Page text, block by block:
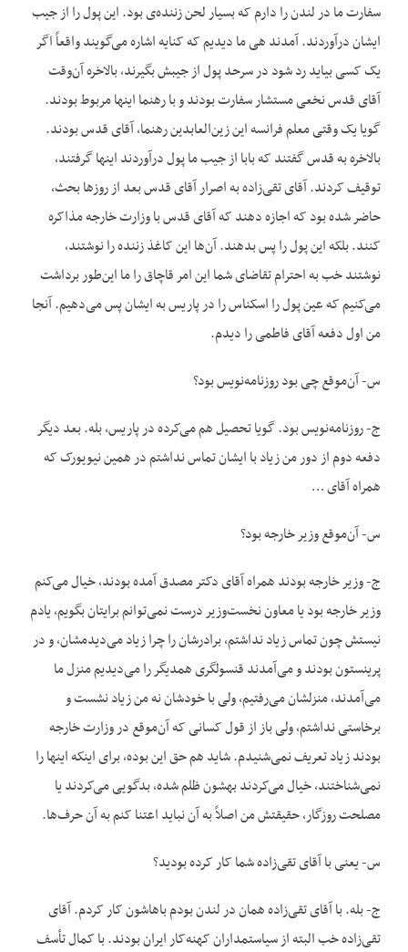
سفارت ما در لندن را دارم که بسیار لحن زننده‌ی بود. این پول را از جیب
ایشان درآوردند. آمدند هی ما دیدیم که کنایه اشاره می‌گویند واقعاً اگر
یک کسی بیاید رد شود در سرحد پول از جیبش بگیرند، بالاخره آن‌وقت
آقای قدس نخعی مستشار سفارت بودند و با رهنما اینها مربوط بودند.
گویا یک وقتی معلم فرانسه این زین‌العابدین رهنما، آقای قدس بودند.
بالاخره به قدس گفتند که بابا از جیب ما پول درآوردند اینها گرفتند،
توقیف کردند. آقای تقی‌زاده به اصرار آقای قدس بعد از روزها بحث،
حاضر شده بود که اجازه دهند که آقای قدس با وزارت خارجه مذاکره
کنند. بلکه این پول را پس بدهند. آن‌ها این کاغذ زننده را نوشتند،
نوشتند خب به احترام تقاضای شما این امر قاچاق را ما این‌طور برداشت
می‌کنیم که عین پول را اسکناس را در پاریس به ایشان پس می‌دهیم. آنجا
من اول دفعه آقای فاطمی را دیدم.
س- آن‌موقع چی بود روزنامه‌نویس بود؟
ج- روزنامه‌نویس بود. گویا تحصیل هم می‌کرده در پاریس، بله. بعد دیگر
دفعه دوم از دور من زیاد با ایشان تماس نداشتم در همین نیویورک که
همراه آقای …
س- آن‌موقع وزیر خارجه بود؟
ج- وزیر خارجه بودند همراه آقای دکتر مصدق آمده بودند، خیال می‌کنم
وزیر خارجه بود یا معاون نخست‌وزیر درست نمی‌توانم برایتان بگویم، یادم
نیستش چون تماس زیاد نداشتم، برادرشان را چرا زیاد می‌دیدمشان، و در
پرینستون بودند و می‌آمدند قنسولگری همدیگر را می‌دیدیم منزل ما
می‌آمدند، منزلشان می‌رفتیم، ولی با خودشان نه من زیاد نشست و
برخاستی نداشتم، ولی باز از قول کسانی که آن‌موقع در وزارت خارجه
بودند زیاد تعریف نمی‌شنیدم. شاید هم حق این بوده، برای اینکه اینها را
نمی‌شناختند، خیال می‌کردند بهشون ظلم شده، بدگویی می‌کردند یا
مصلحت روزگار، حقیقتش من اصلاً به آن نباید اعتنا کنم به آن حرف‌ها.
س- یعنی با آقای تقی‌زاده شما کار کرده بودید؟
ج- بله. با آقای تقی‌زاده همان در لندن بودم باهاشون کار کردم. آقای
تقی‌زاده خب البته از سیاستمداران کهنه‌کار ایران بودند. با کمال تأسف